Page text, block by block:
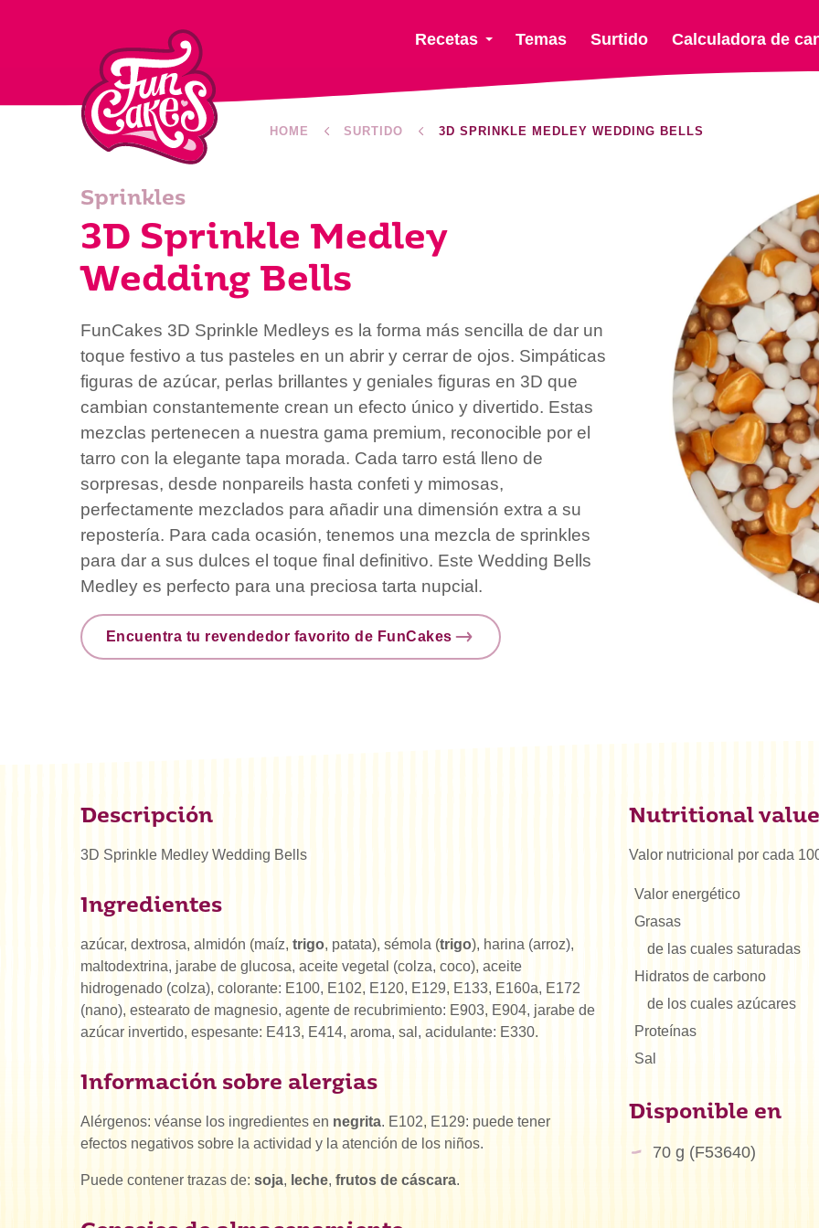
Recetas Temas Surtido Calculadora de
HOME SURTIDO 3D SPRINKLE MEDLEY WEDDING BELLS
Sprinkles
3D Sprinkle Medley
Wedding Bells
FunCakes 3D Sprinkle Medleys es la forma más sencilla de dar un
toque festivo a tus pasteles en un abrir y cerrar de ojos. Simpáticas
figuras de azúcar, perlas brillantes y geniales figuras en 3D que
cambian constantemente crean un efecto único y divertido. Estas
mezclas pertenecen a nuestra gama premium, reconocible por el
tarro con la elegante tapa morada. Cada tarro está lleno de
sorpresas, desde nonpareils hasta confeti y mimosas,
perfectamente mezclados para añadir una dimensión extra a su
repostería. Para cada ocasión, tenemos una mezcla de sprinkles
para dar a sus dulces el toque final definitivo. Este Wedding Bells
Medley es perfecto para una preciosa tarta nupcial.
Encuentra tu revendedor favorito de FunCakes
Descripción
3D Sprinkle Medley Wedding Bells
Ingredientes
azúcar, dextrosa, almidón (maíz, trigo, patata), sémola (trigo), harina (arroz),
maltodextrina, jarabe de glucosa, aceite vegetal (colza, coco), aceite
hidrogenado (colza), colorante: E100, E102, E120, E129, E133, E160a, E172
(nano), estearato de magnesio, agente de recubrimiento: E903, E904, jarabe de
azúcar invertido, espesante: E413, E414, aroma, sal, acidulante: E330.
Información sobre alergias
Alérgenos: véanse los ingredientes en negrita. E102, E129: puede tener
efectos negativos sobre la actividad y la atención de los niños.
Puede contener trazas de: soja, leche, frutos de cáscara.
Nutritional
Valor nutricional por cada
Valor energético
Grasas
de las cuales saturadas
Hidratos de carbono
de los cuales azúcares
Proteínas
Sal
Disponible en
70 g (F53640)